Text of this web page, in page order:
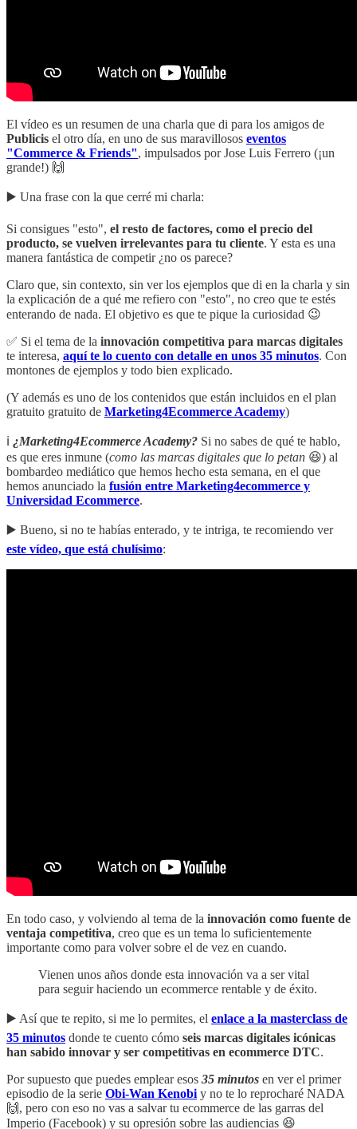
El vídeo es un resumen de una charla que di para los amigos de
Publicis el otro día, en uno de sus maravillosos eventos
"Commerce & Friends", impulsados por Jose Luis Ferrero (¡un
grande!) 🙌
▶️ Una frase con la que cerré mi charla:
Si consigues "esto", el resto de factores, como el precio del
producto, se vuelven irrelevantes para tu cliente. Y esta es una
manera fantástica de competir ¿no os parece?
Claro que, sin contexto, sin ver los ejemplos que di en la charla y sin
la explicación de a qué me refiero con "esto", no creo que te estés
enterando de nada. El objetivo es que te pique la curiosidad 😉
✅ Si el tema de la innovación competitiva para marcas digitales
te interesa, aquí te lo cuento con detalle en unos 35 minutos. Con
montones de ejemplos y todo bien explicado.
(Y además es uno de los contenidos que están incluidos en el plan
gratuito gratuito de Marketing4Ecommerce Academy)
ℹ️ ¿Marketing4Ecommerce Academy? Si no sabes de qué te hablo,
es que eres inmune (como las marcas digitales que lo petan 😆) al
bombardeo mediático que hemos hecho esta semana, en el que
hemos anunciado la fusión entre Marketing4ecommerce y
Universidad Ecommerce.
▶️ Bueno, si no te habías enterado, y te intriga, te recomiendo ver
este vídeo, que está chulísimo:
En todo caso, y volviendo al tema de la innovación como fuente de
ventaja competitiva, creo que es un tema lo suficientemente
importante como para volver sobre el de vez en cuando.
Vienen unos años donde esta innovación va a ser vital
para seguir haciendo un ecommerce rentable y de éxito.
▶️ Así que te repito, si me lo permites, el enlace a la masterclass de
35 minutos donde te cuento cómo seis marcas digitales icónicas
han sabido innovar y ser competitivas en ecommerce DTC.
Por supuesto que puedes emplear esos 35 minutos en ver el primer
episodio de la serie Obi-Wan Kenobi y no te lo reprocharé NADA
🙌, pero con eso no vas a salvar tu ecommerce de las garras del
Imperio (Facebook) y su opresión sobre las audiencias 😆